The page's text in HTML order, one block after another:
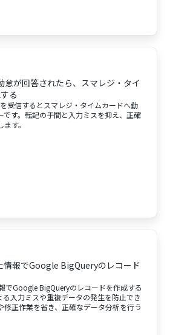
が回答されたら、スマレジ・タイ
る
受信するとスマレジ・タイムカードへ勤
です。転記の手間と入力ミスを抑え、正確
す。
報でGoogle BigQueryのレコード
でGoogle BigQueryのレコードを作成する
る入力ミスや重複データの発生を防止でき
修正作業を省き、正確なデータ分析を行う